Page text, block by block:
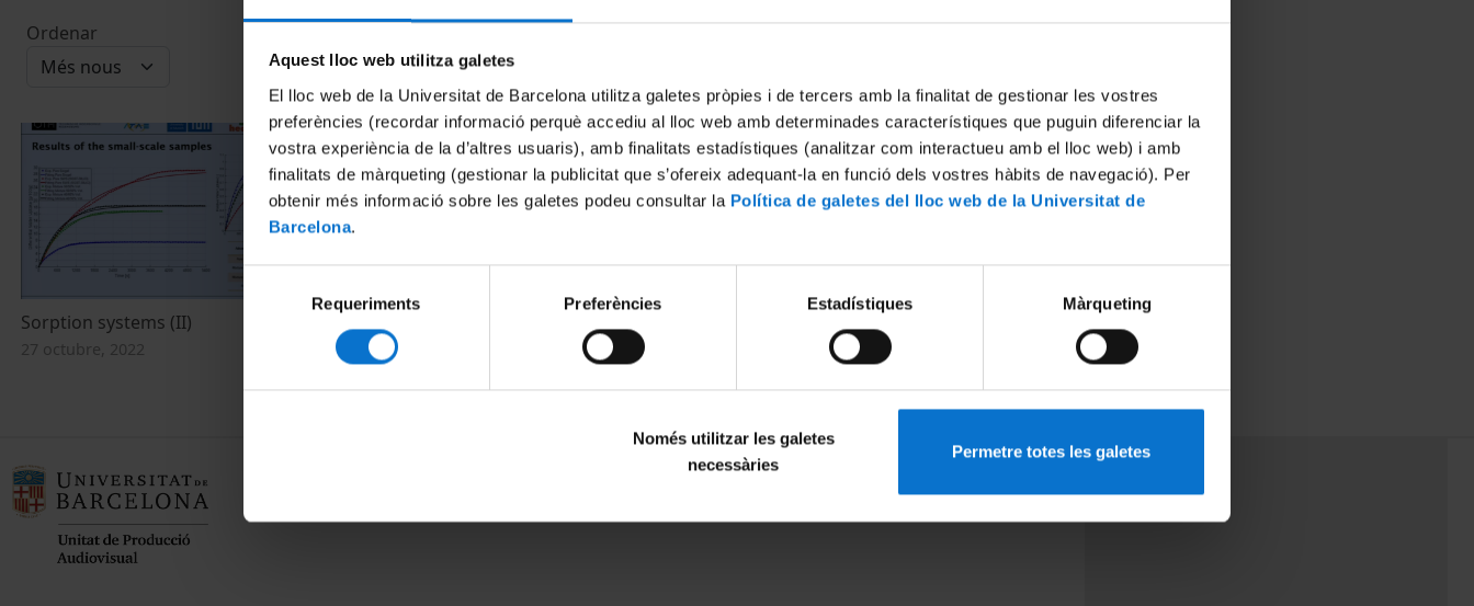
Aquest lloc web utilitza galetes
El lloc web de la Universitat de Barcelona utilitza galetes pròpies i de tercers amb la finalitat de gestionar les vostres
preferències (recordar informació perquè accediu al lloc web amb determinades característiques que puguin diferenciar la
vostra experiència de la d’altres usuaris), amb finalitats estadístiques (analitzar com interactueu amb el lloc web) i amb
finalitats de màrqueting (gestionar la publicitat que s’ofereix adequant-la en funció dels vostres hàbits de navegació). Per
obtenir més informació sobre les galetes podeu consultar la Política de galetes del lloc web de la Universitat de
Barcelona.
consentiment
Requeriments Preferències Estadístiques Màrqueting
Només utilitzar les galetes
necessàries
Permetre totes les galetes
Ordenar
Sorption systems (II)
27 octubre, 2022
Sorption/TCM materials
25 octubre, 2022
MENÚ PEU 1 PEU 3